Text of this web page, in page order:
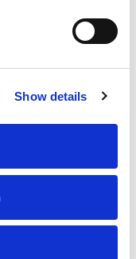
Show details
het lastig
een